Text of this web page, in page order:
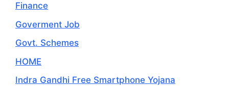
Finance
Goverment Job
Govt. Schemes
HOME
Indra Gandhi Free Smartphone Yojana